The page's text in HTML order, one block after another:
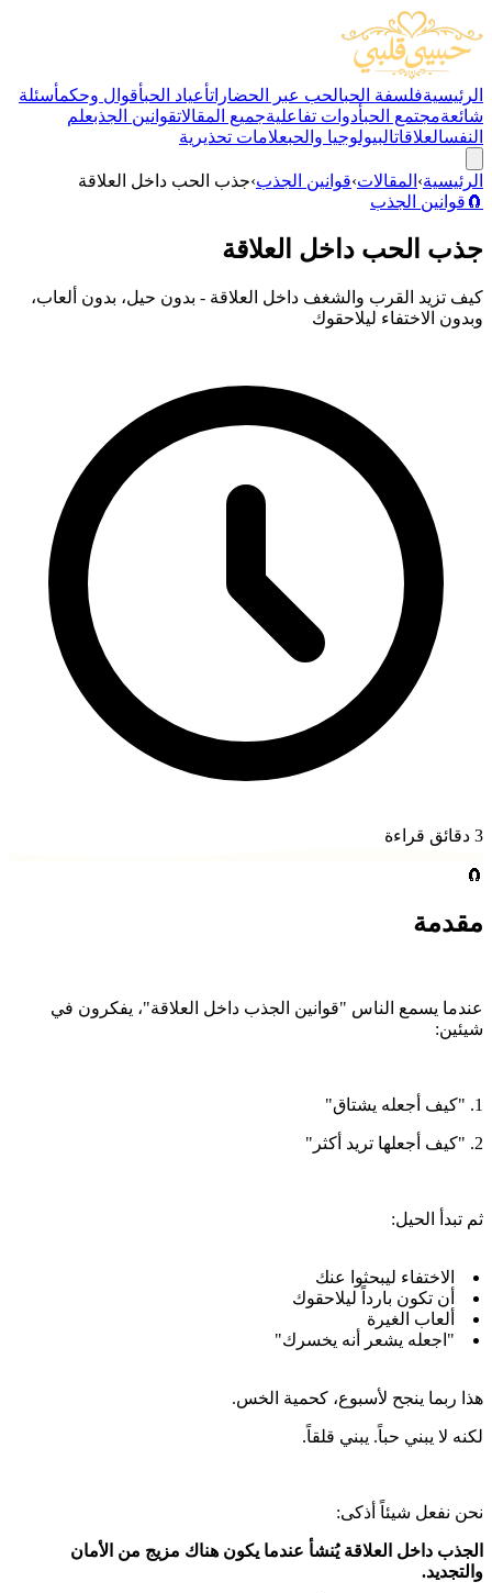
الرئيسيةفلسفة الحبالحب عبر الحضاراتأعياد الحبأقوال وحكمأسئلة
شائعةمجتمع الحبأدوات تفاعليةجميع المقالاتقوانين الجذبعلم
النفسالعلاقاتالبيولوجيا والحبعلامات تحذيرية
الرئيسية› المقالات›قوانين الجذب›جذب الحب داخل العلاقة
🧲 قوانين الجذب
جذب الحب داخل العلاقة
كيف تزيد القرب والشغف داخل العلاقة - بدون حيل، بدون ألعاب،
وبدون الاختفاء ليلاحقوك
3 دقائق قراءة
🧲
مقدمة
عندما يسمع الناس "قوانين الجذب داخل العلاقة"، يفكرون في
شيئين:
1. "كيف أجعله يشتاق"
2. "كيف أجعلها تريد أكثر"
ثم تبدأ الحيل:
الاختفاء ليبحثوا عنك
أن تكون بارداً ليلاحقوك
ألعاب الغيرة
"اجعله يشعر أنه يخسرك"
هذا ربما ينجح لأسبوع، كحمية الخس.
لكنه لا يبني حباً. يبني قلقاً.
نحن نفعل شيئاً أذكى:
الجذب داخل العلاقة يُنشأ عندما يكون هناك مزيج من الأمان
والتجديد.